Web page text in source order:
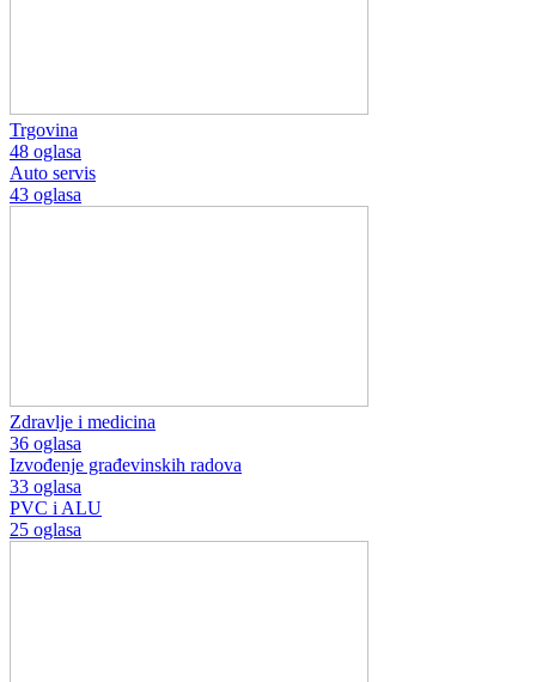
Trgovina
48 oglasa
Auto servis
43 oglasa
Zdravlje i medicina
36 oglasa
Izvođenje građevinskih radova
33 oglasa
PVC i ALU
25 oglasa